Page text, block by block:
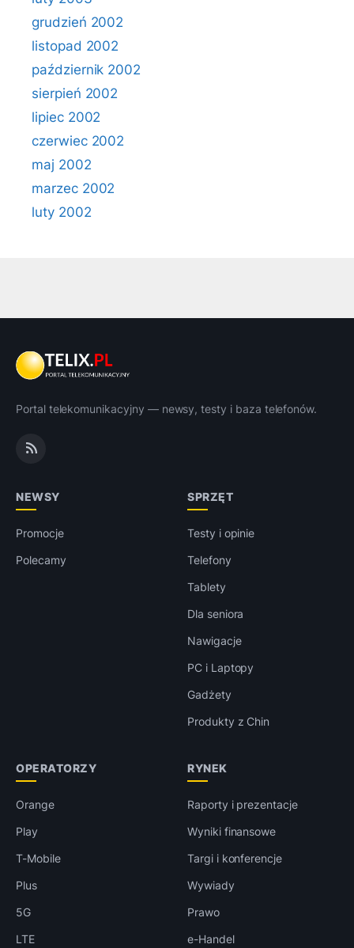
grudzień 2002
listopad 2002
październik 2002
sierpień 2002
lipiec 2002
czerwiec 2002
maj 2002
marzec 2002
luty 2002
Portal telekomunikacyjny — newsy, testy i baza telefonów.
NEWSY
Promocje
Polecamy
SPRZĘT
Testy i opinie
Telefony
Tablety
Dla seniora
Nawigacje
PC i Laptopy
Gadżety
Produkty z Chin
OPERATORZY
Orange
Play
T-Mobile
Plus
5G
LTE
RYNEK
Raporty i prezentacje
Wyniki finansowe
Targi i konferencje
Wywiady
Prawo
e-Handel